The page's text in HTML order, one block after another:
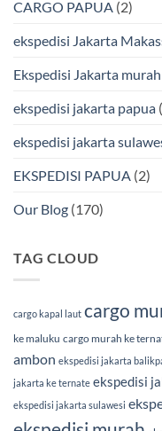
&
Laut
BMP
CARGO PAPUA (2)
ekspedisi Jakarta
Ekspedisi Jakarta murah
ekspedisi jakarta papua
ekspedisi jakarta
EKSPEDISI PAPUA (2)
Our Blog (170)
TAG CLOUD
cargo kapal laut cargo
ke maluku cargo murah ke
ambon ekspedisi jakarta
jakarta ke ternate ekspedisi
ekspedisi jakarta sulawesi